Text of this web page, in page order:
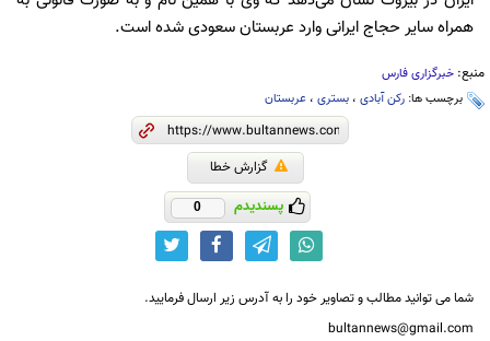
همراه سایر حجاج ایرانی وارد عربستان سعودی شده است.
منبع: خبرگزاری فارس
برچسب ها: رکن آبادی ، بستری ، عربستان
گزارش خطا
پسندیدم 0
شما می توانید مطالب و تصاویر خود را به آدرس زیر ارسال فرمایید.
bultannews@gmail.com